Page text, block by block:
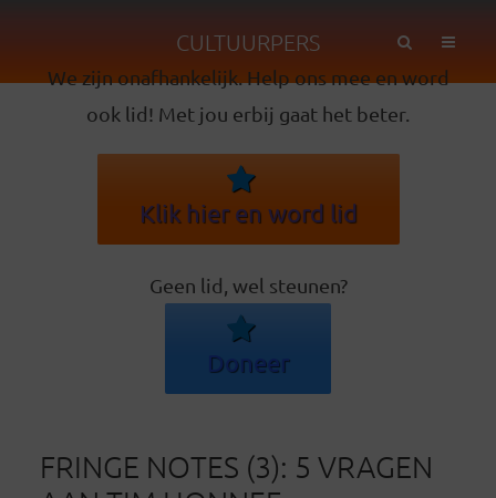
CULTUURPERS
We zijn onafhankelijk. Help ons mee en word
ook lid! Met jou erbij gaat het beter.
Klik hier en word lid
Geen lid, wel steunen?
Doneer
FRINGE NOTES (3): 5 VRAGEN